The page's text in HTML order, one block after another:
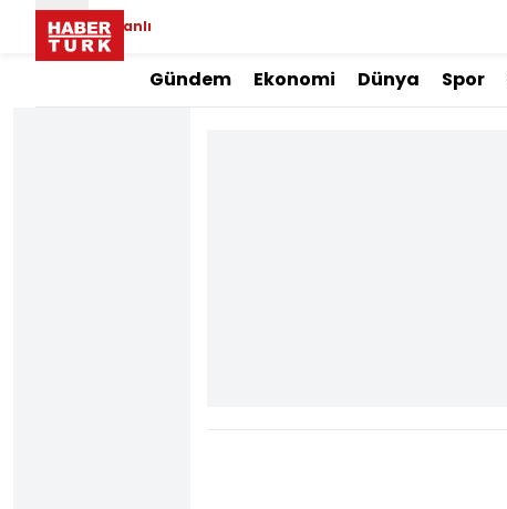
Canlı
Gündem Ekonomi Dünya Spor